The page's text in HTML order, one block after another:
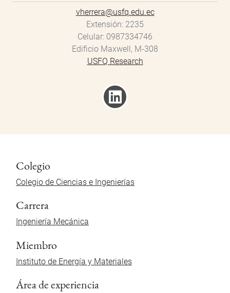
vherrera@usfq.edu.ec
Extensión 2235
Celular 0987334746
Edificio Maxwell, M-308
USFQ Research
Colegio
Colegio de Ciencias e Ingenierías
Carrera
Ingeniería Mecánica
Miembro
Instituto de Energía y Materiales
Área de experiencia